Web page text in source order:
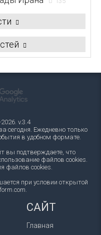
v.3.4
сегодня. Ежедневно только
в удобном формате.
вы подтверждаете, что
файлов cookies.
файлов cookies.
при условии открытой
САЙТ
Главная